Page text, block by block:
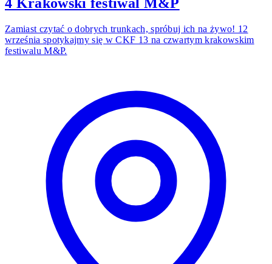
Zamiast czytać o dobrych trunkach, spróbuj ich na żywo! 12
września spotykajmy się w CKF 13 na czwartym krakowskim
festiwalu M&P.